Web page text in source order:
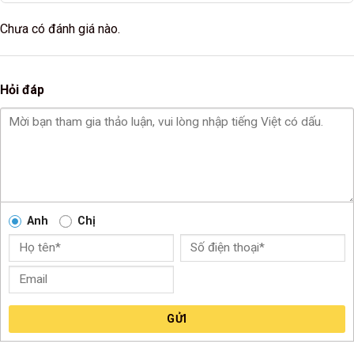
Chưa có đánh giá nào.
Hỏi đáp
Anh Chị
GỬI